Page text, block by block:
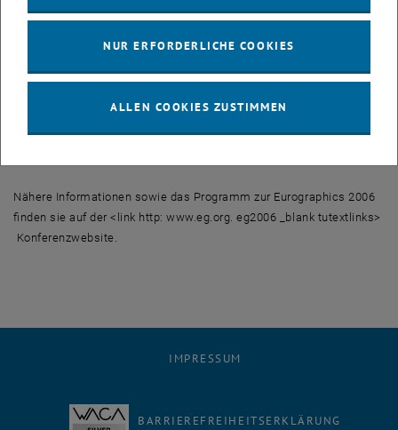
Universität Bonn, Deutschland, oder Jos Stam vom Software-
Reality-Systems VirtuSphere. Dabei handelt es sich um eine Kugel,
in die der mit einem VR-Helm ausgestattete Benutzer hineinsteigt
Nähere Informationen sowie das Programm zur Eurographics 2006
finden sie auf der <link http: www.eg.org. eg2006 _blank tutextlinks>
Konferenzwebsite.
IMPRESSUM
BARRIEREFREIHEITSERKLÄRUNG
NUR ERFORDERLICHE COOKIES
ALLEN COOKIES ZUSTIMMEN